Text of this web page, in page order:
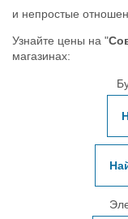
и непростые
Узнайте цены на "
магазинах: